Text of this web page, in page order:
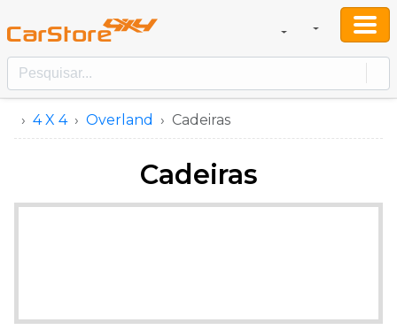
4 X 4 Overland Cadeiras
Cadeiras